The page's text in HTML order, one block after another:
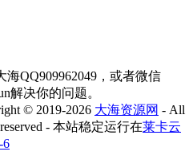
海QQ909962049，或者微信
解决你的问题。
© 2019-2026 大海资源网 - All
- 本站稳定运行在莱卡云
6